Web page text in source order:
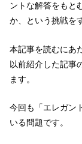
ントな解答をもと
か、という挑戦を
本記事を読むにあ
以前紹介した記事
ます。
今回も「エレガン
いる問題です。